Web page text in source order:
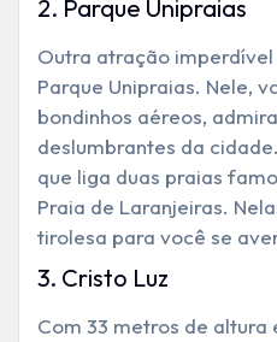
2. Parque Unipraias
Outra atração imperdível
Parque Unipraias. Nele,
bondinhos aéreos,
deslumbrantes da
que liga duas praias
Praia de Laranjeiras.
tirolesa para você se
3. Cristo Luz
Com 33 metros de altura